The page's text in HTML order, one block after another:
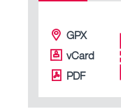
GPX
vCard
PDF